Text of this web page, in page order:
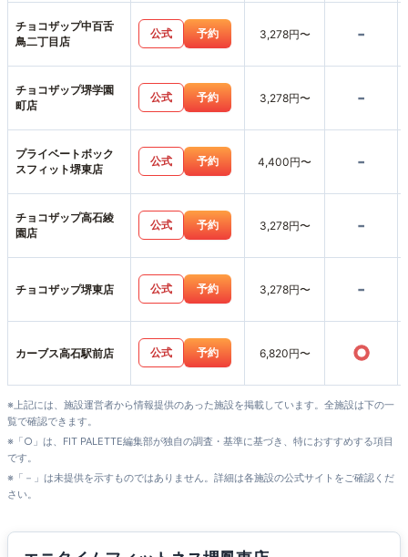
チョコザップ中百舌
鳥二丁目店
公式 予約 3,278円〜 -
チョコザップ堺学園
町店
公式 予約 3,278円〜 -
プライベートボック
スフィット堺東店
公式 予約 4,400円〜 -
チョコザップ高石綾
園店
公式 予約 3,278円〜 -
チョコザップ堺東店 公式 予約 3,278円〜 -
カーブス高石駅前店 公式 予約 6,820円〜 ○
※上記には、施設運営者から情報提供のあった施設を掲載しています。全施設は下の一
覧で確認できます。
※「○」は、FIT PALETTE編集部が独自の調査・基準に基づき、特におすすめする項目
です。
※「－」は未提供を示すものではありません。詳細は各施設の公式サイトをご確認くだ
さい。